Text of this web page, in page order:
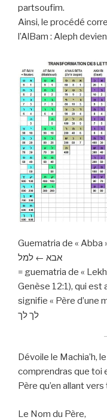
partsoufim.
Ainsi, le procédé
l’AlBam : Aleph
Guematria de « Abba
אבא ← למל
= guematria de «
Genèse 12:1), qui est
signifie « Père d’une
לך לך
Dévoile le Machia’h,
comprendras que toi
Père qu’en allant
Le Nom du Père,